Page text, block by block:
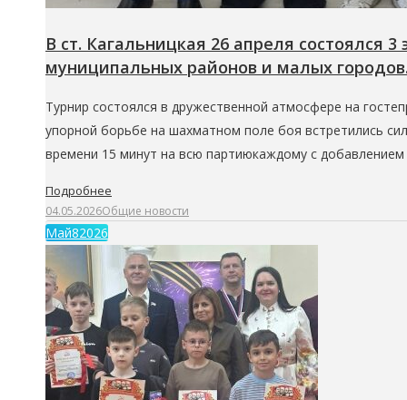
В ст. Кагальницкая 26 апреля состоялся
муниципальных районов и малых
Турнир состоялся в дружественной атмосфере на
упорной борьбе на шахматном поле боя встретились
времени 15 минут на всю партиюкаждому с добавлением
Подробнее
04.05.2026Общие новости
Май82026